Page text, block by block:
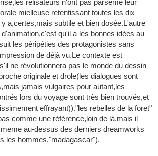
rélisateurs n'ont pas parsemé leur
mielleuse retentissant toutes les dix
a,certes,mais subtile et bien dosée.L'autre
qu'il a les bonnes idées au
les péripéties des protagonistes sans
de déjà vu.Le contexte est
ne révolutionnera pas le monde du dessin
originale et drole(les dialogues sont
jamais vulgaires pour autant,les
lors du voyage sont très bien trouvés,et
effrayant))."les rebelles de la foret"
comme une référence,loin de là,mais il
au-dessus des derniers dreamworks
les hommes,"madagascar").